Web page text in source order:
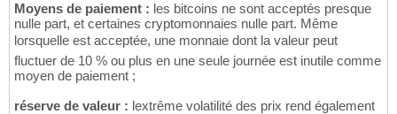
Moyens de paiement : les bitcoins ne sont acceptés presque
nulle part, et certaines cryptomonnaies nulle part. Même
lorsquelle est acceptée, une monnaie dont la valeur peut
fluctuer de 10 % ou plus en une seule journée est inutile comme
moyen de paiement ;
réserve de valeur : lextrême volatilité des prix rend également